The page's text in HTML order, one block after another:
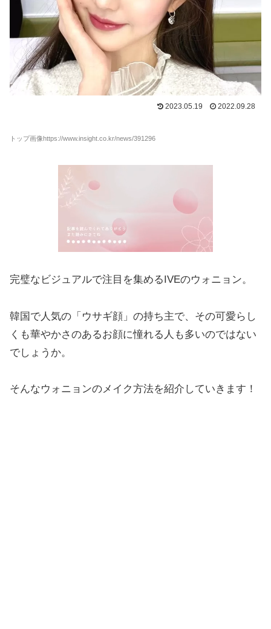
2023.05.19 2022.09.28
トップ画像https://www.insight.co.kr/news/391296
完璧なビジュアルで注目を集めるIVEのウォニョン。
韓国で人気の「ウサギ顔」の持ち主で、その可愛らし
くも華やかさのあるお顔に憧れる人も多いのではない
でしょうか。
そんなウォニョンのメイク方法を紹介していきます！